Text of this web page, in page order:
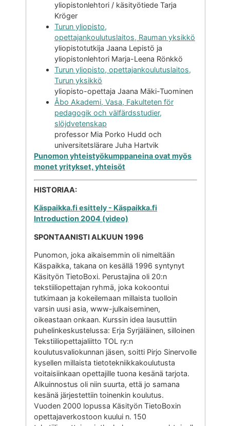
yliopistonlehtori / käsityötiede Tarja
Kröger
Turun yliopisto,
opettajankoulutuslaitos, Rauman yksikkö
yliopistotutkija Jaana Lepistö ja
yliopistonlehtori Marja-Leena Rönkkö
Turun yliopisto, opettajankoulutuslaitos,
Turun yksikkö
yliopisto-opettaja Jaana Mäki-Tuominen
Åbo Akademi, Vasa, Fakulteten för
pedagogik och välfärdsstudier,
slöjdvetenskap
professor Mia Porko Hudd och
universitetslärare Juha Hartvik
Punomon yhteistyökumppaneina ovat myös
monet yritykset, yhteisöt
HISTORIAA:
Käspaikka.fi esittely - Käspaikka.fi
Introduction 2004 (video)
SPONTAANISTI ALKUUN 1996
Punomon, joka aikaisemmin oli nimeltään
Käspaikka, takana on kesällä 1996 syntynyt
Käsityön TietoBoxi. Perustajina oli 20:n
tekstiiliopettajan ryhmä, joka kokoontui
tutkimaan ja kokeilemaan millaista tuolloin
varsin uusi asia, www-julkaiseminen,
oikeastaan onkaan. Kurssin idea lausuttiin
puhelinkeskustelussa: Erja Syrjäläinen, silloinen
Tekstiiliopettajaliitto TOL ry:n
koulutusvaliokunnan jäsen, soitti Pirjo Sinervolle
kysellen millaista tietotekniikkakoulutusta
voitaisiinkaan opettajille tuona kesänä tarjota.
Alkuinnostus oli niin suurta, että jo samana
kesänä järjestettiin toinenkin koulutus.
Vuoden 2000 lopussa Käsityön TietoBoxin
opettajaverkostoon kuului n. 150